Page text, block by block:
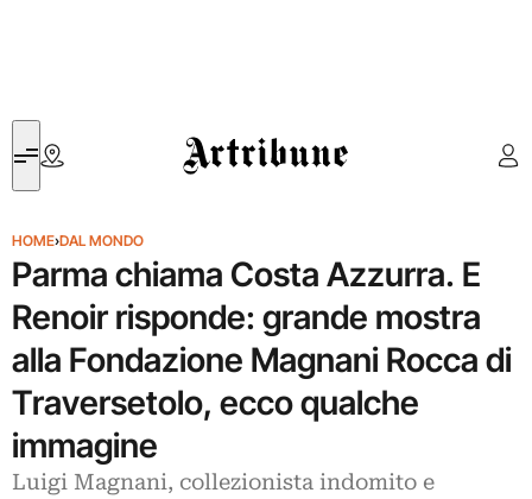
Artribune
HOME›DAL MONDO
Parma chiama Costa Azzurra. E
Renoir risponde: grande mostra
alla Fondazione Magnani Rocca di
Traversetolo, ecco qualche
immagine
Luigi Magnani, collezionista indomito e